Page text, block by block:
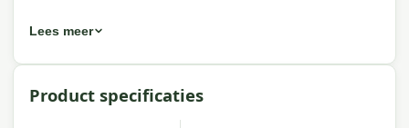
Eigenschappen Platinum AeroCover
Loungesethoes hoekset
270x270x100xH70
: 7942
Lees meer
Product specificaties